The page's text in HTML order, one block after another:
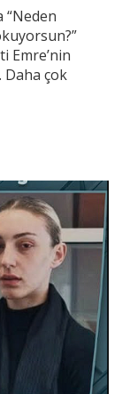
“Neden
Emre’nin
Daha çok